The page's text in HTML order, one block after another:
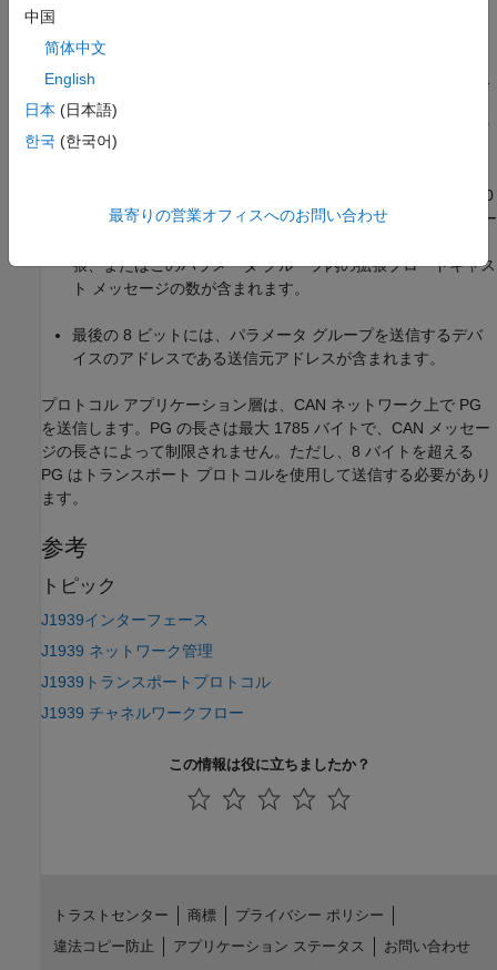
次の 8 ビットはプロトコル データ ユニット (PDU) 形式で、
メッセージが単一のデバイスを対象とするかブロードキャス
トされるかを指定します。PDU が 240 未満の場合、メッセ
ージは特定のデバイスに送信され、240 を超える場合、ネッ
トワーク全体に送信されます。
次の 8 ビットは PDU 固有であり、PDU フォーマットが 240
未満の場合にデバイスのアドレスが含まれます。PDU フォー
張、またはこのパラメータ グループ内の拡張ブロードキャス
ト メッセージの数が含まれます。
最後の 8 ビットには、パラメータ グループを送信するデバ
イスのアドレスである送信元アドレスが含まれます。
プロトコル アプリケーション層は、CAN ネットワーク上で PG
を送信します。PG の長さは最大 1785 バイトで、CAN メッセー
ジの長さによって制限されません。ただし、8 バイトを超える
PG はトランスポート プロトコルを使用して送信する必要があり
ます。
参考
トピック
J1939インターフェース
J1939 ネットワーク管理
J1939トランスポートプロトコル
J1939 チャネルワークフロー
この情報は役に立ちましたか？
中国
简体中文
English
日本 (日本語)
한국 (한국어)
最寄りの営業オフィスへのお問い合わせ
トラストセンター 商標
プライバシー ポリシー
違法コピー防止
アプリケーション ステータス
お問い合わせ